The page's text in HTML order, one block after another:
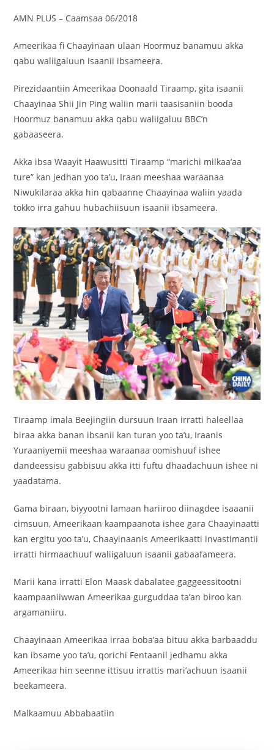
AMN PLUS – Caamsaa 06/2018
Ameerikaa fi Chaayinaan ulaan Hoormuz banamuu akka
qabu waliigaluun isaanii ibsameera.
Pirezidaantiin Ameerikaa Doonaald Tiraamp, gita isaanii
Chaayinaa Shii Jin Ping waliin marii taasisaniin booda
Hoormuz banamuu akka qabu waliigaluu BBC’n
gabaaseera.
Akka ibsa Waayit Haawusitti Tiraamp “marichi milkaa’aa
ture” kan jedhan yoo ta’u, Iraan meeshaa waraanaa
Niwukilaraa akka hin qabaanne Chaayinaa waliin yaada
tokko irra gahuu hubachiisuun isaanii ibsameera.
Tiraamp imala Beejingiin dursuun Iraan irratti haleellaa
biraa akka banan ibsanii kan turan yoo ta’u, Iraanis
Yuraaniyemii meeshaa waraanaa oomishuuf ishee
dandeessisu gabbisuu akka itti fuftu dhaadachuun ishee ni
yaadatama.
Gama biraan, biyyootni lamaan hariiroo diinagdee isaaanii
cimsuun, Ameerikaan kaampaanota ishee gara Chaayinaatti
kan ergitu yoo ta’u, Chaayinaanis Ameerikaatti invastimantii
irratti hirmaachuuf waliigaluun isaanii gabaafameera.
Marii kana irratti Elon Maask dabalatee gaggeessitootni
kaampaaniiwwan Ameerikaa gurguddaa ta’an biroo kan
argamaniiru.
Chaayinaan Ameerikaa irraa boba’aa bituu akka barbaaddu
kan ibsame yoo ta’u, qorichi Fentaanil jedhamu akka
Ameerikaa hin seenne ittisuu irrattis mari’achuun isaanii
beekameera.
Malkaamuu Abbabaatiin